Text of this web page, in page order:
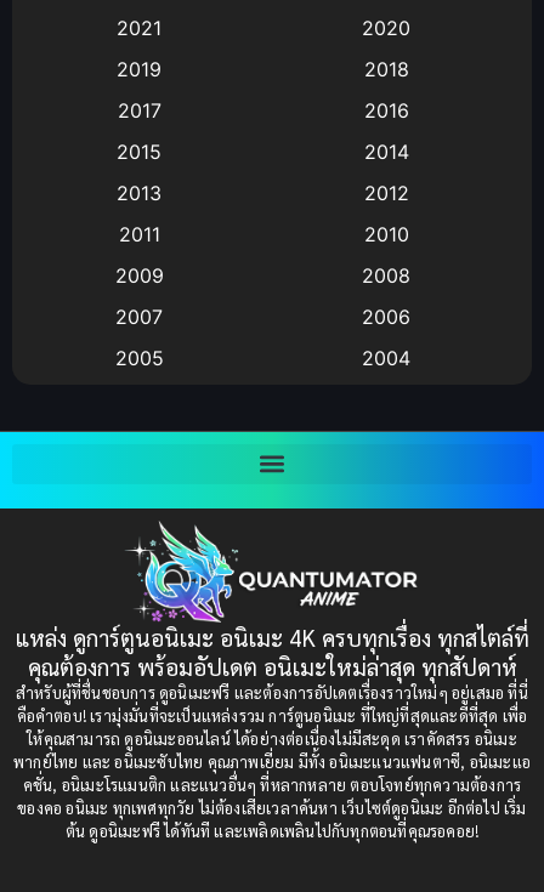
Animation อนิเมะ
Animation แอนิเมชัน
(9)
Big tits (นมใหญ่)
Bitch (ผู้หญิงร่าน)
Bondage (ทาส)(1)
(1)
Censored (เซ็นเซอร์)(19)
Comedy (ตลก)(235)
Comedy (ตลก)(85)
Comic Book การ์ตูน(1)
2021
2020
2019
2018
2017
2016
2015
2014
2013
2012
2011
2010
2009
2008
2007
2006
2005
2004
2001
2000
1997
1993
1991
1989
1988
1987
1985
1984
1983
1982
1981
1980
1979
แหล่ง ดูการ์ตูนอนิเมะ อนิเมะ 4K ครบทุกเรื่อง ทุกสไตล์ที่
คุณต้องการ พร้อมอัปเดต อนิเมะใหม่ล่าสุด ทุกสัปดาห์
สำหรับผู้ที่ชื่นชอบการ ดูอนิเมะฟรี และต้องการอัปเดตเรื่องราวใหม่ๆ อยู่เสมอ ที่นี่
คือคำตอบ! เรามุ่งมั่นที่จะเป็นแหล่งรวม การ์ตูนอนิเมะ ที่ใหญ่ที่สุดและดีที่สุด เพื่อ
ให้คุณสามารถ ดูอนิเมะออนไลน์ ได้อย่างต่อเนื่องไม่มีสะดุด เราคัดสรร อนิเมะ
พากย์ไทย และ อนิเมะซับไทย คุณภาพเยี่ยม มีทั้ง อนิเมะแนวแฟนตาซี, อนิเมะแอ
คชั่น, อนิเมะโรแมนติก และแนวอื่นๆ ที่หลากหลาย ตอบโจทย์ทุกความต้องการ
ของคอ อนิเมะ ทุกเพศทุกวัย ไม่ต้องเสียเวลาค้นหา เว็บไซต์ดูอนิเมะ อีกต่อไป เริ่ม
ต้น ดูอนิเมะฟรี ได้ทันที และเพลิดเพลินไปกับทุกตอนที่คุณรอคอย!